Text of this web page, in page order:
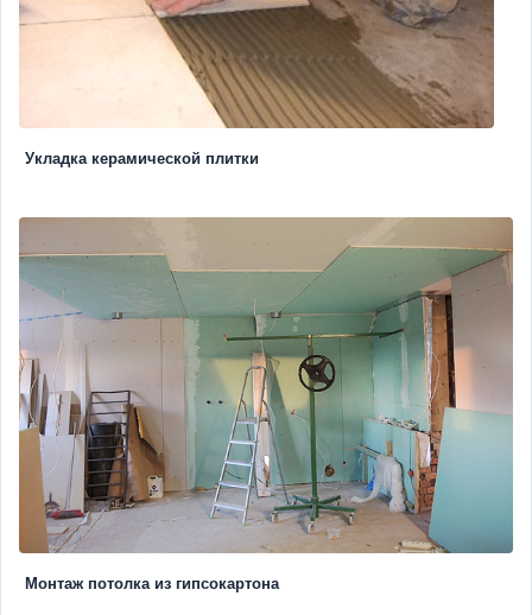
Укладка керамической плитки
Монтаж потолка из гипсокартона